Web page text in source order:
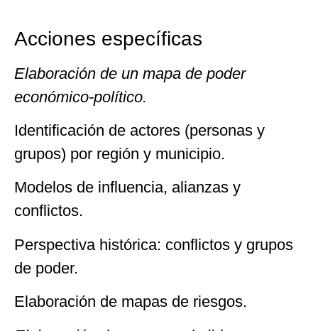
Acciones específicas
Elaboración de un mapa de poder
económico-político.
Identificación de actores (personas y
grupos) por región y municipio.
Modelos de influencia, alianzas y
conflictos.
Perspectiva histórica: conflictos y grupos
de poder.
Elaboración de mapas de riesgos.